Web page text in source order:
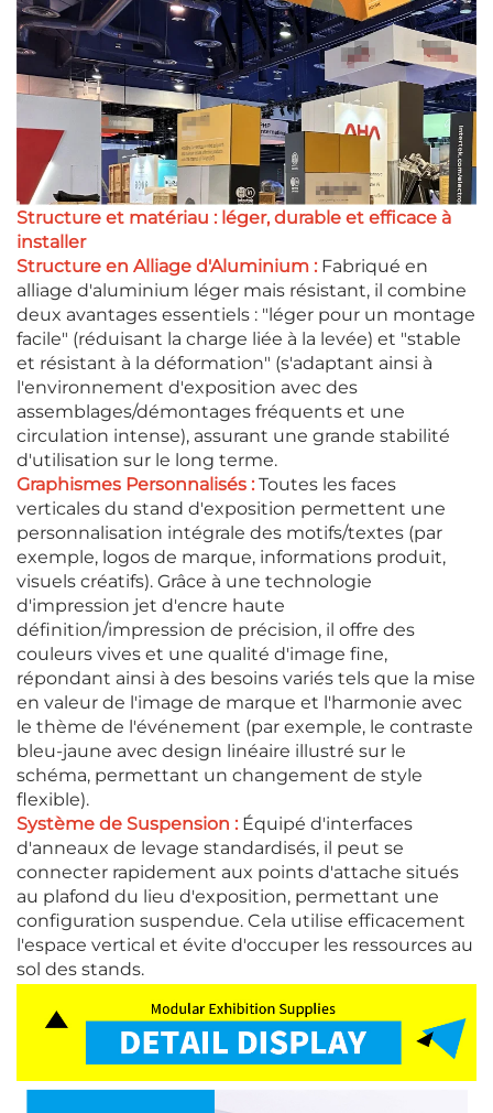
Structure et matériau : léger, durable et efficace à
installer
Structure en Alliage d'Aluminium : Fabriqué en
alliage d'aluminium léger mais résistant, il combine
deux avantages essentiels : "léger pour un montage
facile" (réduisant la charge liée à la levée) et "stable
et résistant à la déformation" (s'adaptant ainsi à
l'environnement d'exposition avec des
assemblages/démontages fréquents et une
circulation intense), assurant une grande stabilité
d'utilisation sur le long terme.
Graphismes Personnalisés : Toutes les faces
verticales du stand d'exposition permettent une
personnalisation intégrale des motifs/textes (par
exemple, logos de marque, informations produit,
visuels créatifs). Grâce à une technologie
d'impression jet d'encre haute
définition/impression de précision, il offre des
couleurs vives et une qualité d'image fine,
répondant ainsi à des besoins variés tels que la mise
en valeur de l'image de marque et l'harmonie avec
le thème de l'événement (par exemple, le contraste
bleu-jaune avec design linéaire illustré sur le
schéma, permettant un changement de style
flexible).
Système de Suspension : Équipé d'interfaces
d'anneaux de levage standardisés, il peut se
connecter rapidement aux points d'attache situés
au plafond du lieu d'exposition, permettant une
configuration suspendue. Cela utilise efficacement
l'espace vertical et évite d'occuper les ressources au
sol des stands.